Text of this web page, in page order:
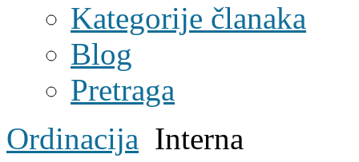
Kategorije članaka
Blog
Pretraga
Ordinacija Interna